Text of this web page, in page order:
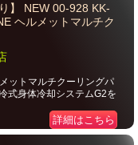
】 NEW 00-928 KK-
ヘルメットマルチク
ットマルチクーリングパ
式身体冷却システムG2を
詳細はこちら